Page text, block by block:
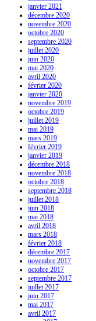
janvier 2021
décembre 2020
novembre 2020
octobre 2020
septembre 2020
juillet 2020
juin 2020
mai 2020
avril 2020
février 2020
janvier 2020
novembre 2019
octobre 2019
juillet 2019
mai 2019
mars 2019
février 2019
janvier 2019
décembre 2018
novembre 2018
octobre 2018
septembre 2018
juillet 2018
juin 2018
mai 2018
avril 2018
mars 2018
février 2018
décembre 2017
novembre 2017
octobre 2017
septembre 2017
juillet 2017
juin 2017
mai 2017
avril 2017